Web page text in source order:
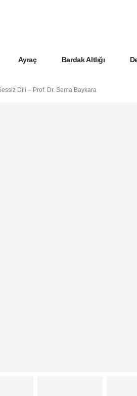
Ayraç Bardak Altlığı
Dili – Prof. Dr. Sema Baykara